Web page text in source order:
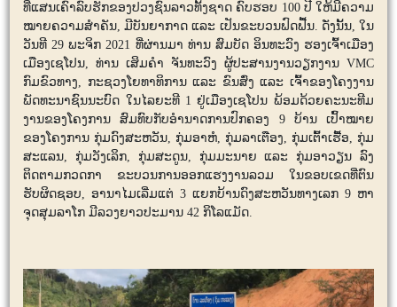
ທີ່ແສນເຄົາລົບຮັກຂອງປວງຊົນລາວທັ້ງຊາດ ຄົບຮອບ 100 ປີ ໃຫ້ມີຄວາມ
ໝາຍຄວາມສໍາຄັນ, ມີບັນຍາກາດ ແລະ ເປັນຂະບວນຟົດຟື້ນ. ດັ່ງນັ້ນ​​​, ໃນ
ວັນທີ 29 ພະຈິກ 2021 ທີ່ຜ່ານມາ ທ່ານ ສົມບັດ ອິນທະວົງ ຮອງເຈົ້າເມືອງ
ເມືອງເຊໂປນ,​ ທ່ານ ເສິມຄໍາ ຈັນທະວົງ ຜູ້ປະສານງານວຽກງານ VMC
ກົມຂົວທາງ, ກະຊວງໂຍທາທິການ ແລະ ຂົນສົ່ງ ແລະ ເຈົ້າຂອງໂຄງງານ
ພັດທະນາຊົນນະບົດ ໃນໄລຍະທີ 1 ຢູ່ເມືອງເຊໂປນ ພ້ອມດ້ວຍຄະນະທີມ
ງານຂອງໂຄງການ ສົມທົບກັບອໍານາດການປົກຄອງ 9 ບ້ານ ເປົ້າໝາຍ
ຂອງໂຄງການ ກຸ່ມດົງສະຫວັນ, ກຸ່ມອາຫໍ, ກຸ່ມລາເຕືອງ, ກຸ່ມເຕົ້າເຮື້ອ, ກຸ່ມ
ສະແລນ, ກຸ່ມວັງເລິກ, ກຸ່ມສະດູນ, ກຸ່ມມະນາຍ ແລະ ກຸ່ມອາວຽນ ລົງ
ຕິດຕາມກວດກາ ຂະບວນການອອກແຮງງານລວມ ໃນຂອບເຂດທີ່ຕົນ
ຮັບຜິດຊອບ, ອານາໄມເລີ່ມແຕ່ 3 ແຍກບ້ານດົງສະຫວັນທາງເລກ 9 ຫາ
ຈຸດສຸມລາໂກ ມີລວງຍາວປະມານ 42 ກິໂລແມັດ.